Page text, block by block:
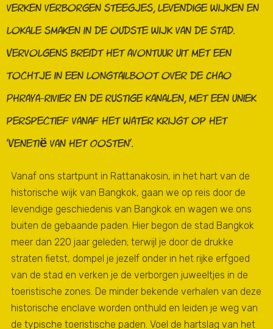
verken verborgen steegjes, levendige wijken en
lokale smaken in de oudste wijk van de stad.
Vervolgens breidt het avontuur uit met een
tochtje in een longtailboot over de Chao
Phraya-rivier en de rustige kanalen, met een uniek
perspectief vanaf het water krijgt op het
'Venetië van het Oosten'.
Vanaf ons startpunt in Rattanakosin, in het hart van de
historische wijk van Bangkok, gaan we op reis door de
levendige geschiedenis van Bangkok en wagen we ons
buiten de gebaande paden. Hier begon de stad Bangkok
meer dan 220 jaar geleden; terwijl je door de drukke
straten fietst, dompel je jezelf onder in het rijke erfgoed
van de stad en verken je de verborgen juweeltjes in de
toeristische zones. De minder bekende verhalen van deze
historische enclave worden onthuld en leiden je weg van
de typische toeristische paden. Voel de hartslag van het